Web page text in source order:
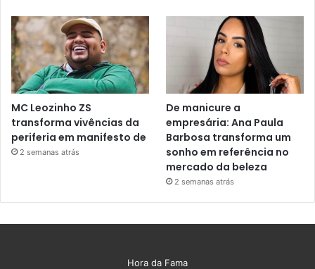
MC Leozinho ZS
transforma vivências da
periferia em manifesto de
2 semanas atrás
De manicure a
empresária: Ana Paula
Barbosa transforma um
sonho em referência no
mercado da beleza
2 semanas atrás
Hora da Fama